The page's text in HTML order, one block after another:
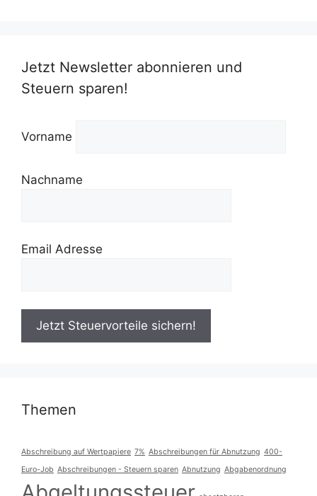
Jetzt Newsletter abonnieren und
Steuern sparen!
Vorname
Nachname
Email Adresse
Themen
Abschreibung auf Wertpapiere 7% Abschreibungen für Abnutzung 400-
Euro-Job Abschreibungen - Steuern sparen Abnutzung Abgabenordnung